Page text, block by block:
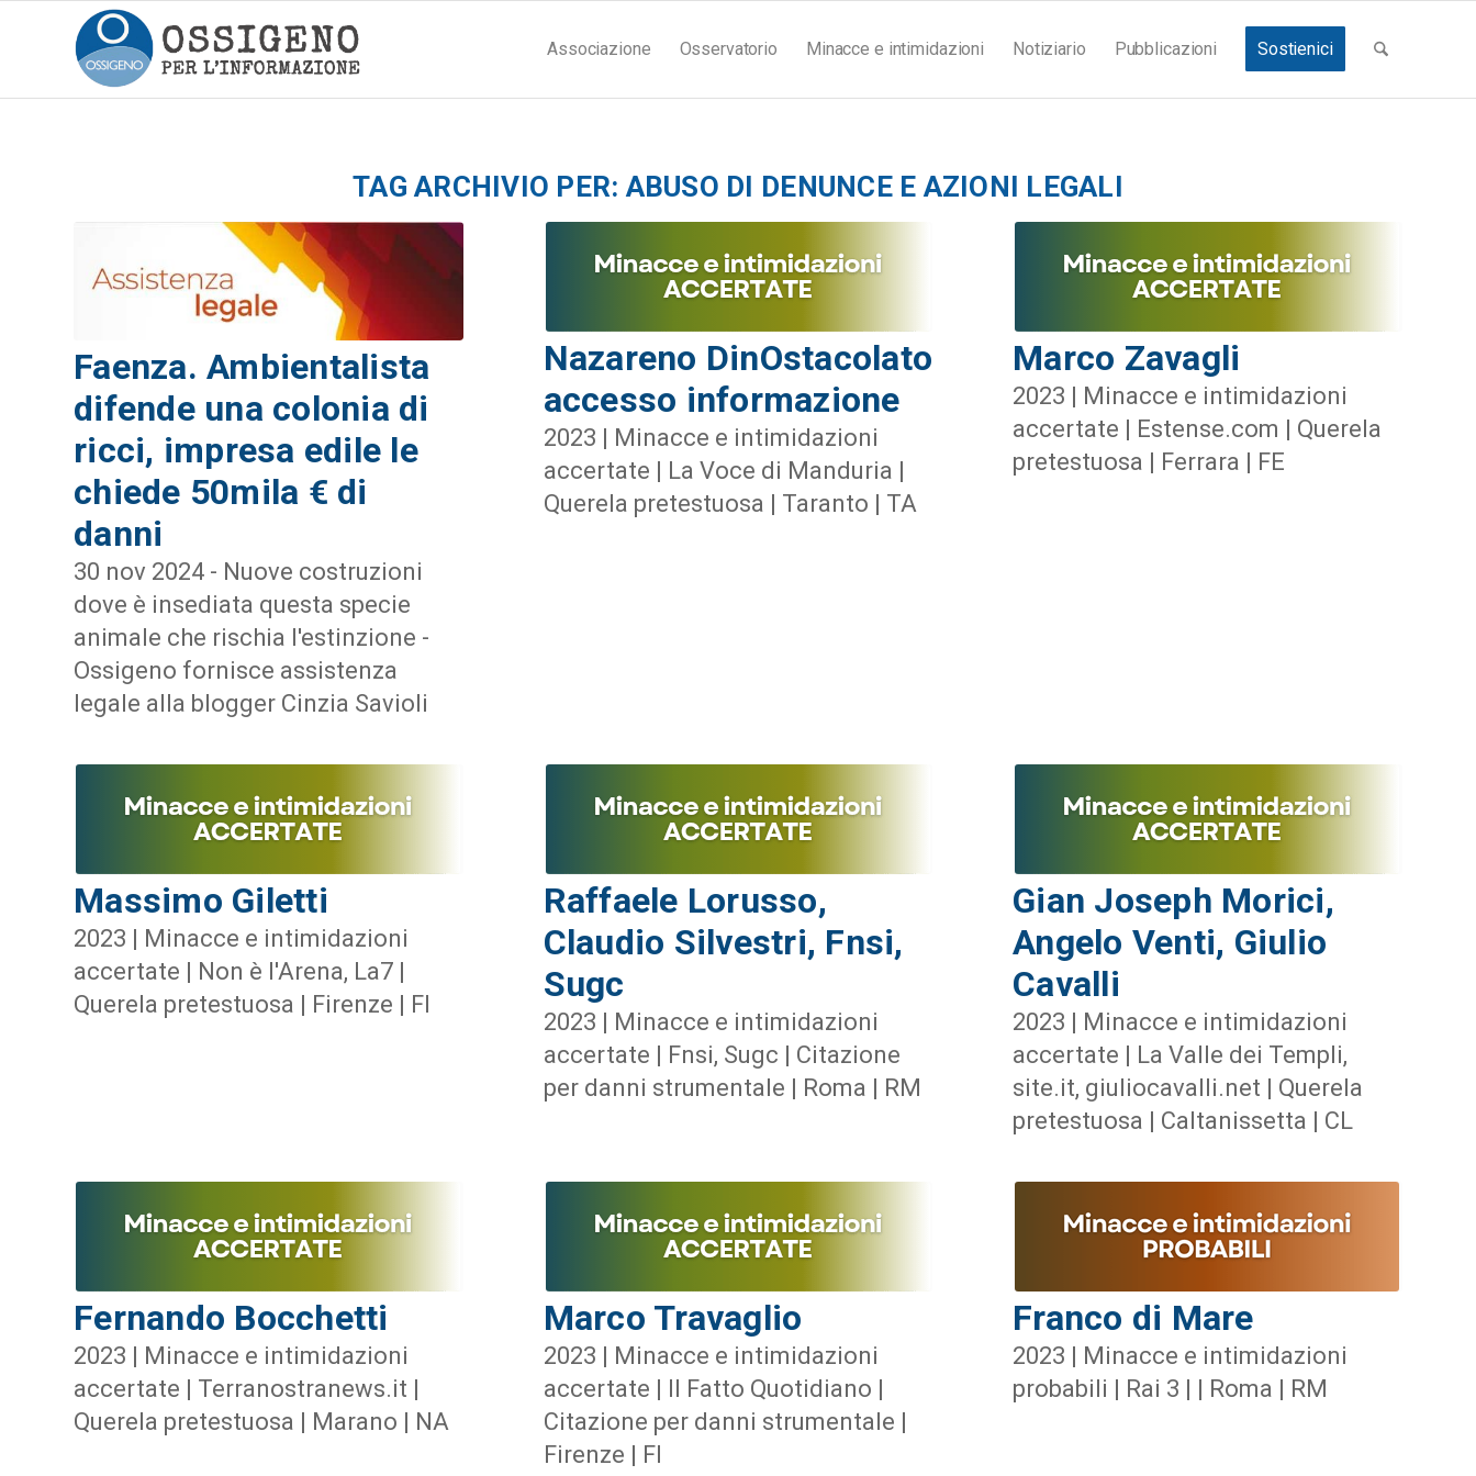
Associazione Osservatorio Minacce e intimidazioni Notiziario Pubblicazioni Sostienici
TAG ARCHIVIO PER:ABUSO DI DENUNCE E AZIONI LEGALI
Faenza. Ambientalista
difende una colonia di
ricci, impresa edile le
chiede 50mila € di
danni
30 nov 2024 - Nuove costruzioni
dove è insediata questa specie
animale che rischia l'estinzione -
Ossigeno fornisce assistenza
legale alla blogger Cinzia Savioli
Nazareno DinOstacolato
accesso informazione
2023 | Minacce e intimidazioni
accertate | La Voce di Manduria |
Querela pretestuosa | Taranto | TA
Marco Zavagli
2023 | Minacce e intimidazioni
accertate | Estense.com | Querela
pretestuosa | Ferrara | FE
Massimo Giletti
2023 | Minacce e intimidazioni
accertate | Non è l'Arena, La7 |
Querela pretestuosa | Firenze | FI
Raffaele Lorusso,
Claudio Silvestri, Fnsi,
Sugc
2023 | Minacce e intimidazioni
accertate | Fnsi, Sugc | Citazione
per danni strumentale | Roma | RM
Gian Joseph Morici,
Angelo Venti, Giulio
Cavalli
2023 | Minacce e intimidazioni
accertate | La Valle dei Templi,
site.it, giuliocavalli.net | Querela
pretestuosa | Caltanissetta | CL
Fernando Bocchetti
2023 | Minacce e intimidazioni
accertate | Terranostranews.it |
Querela pretestuosa | Marano | NA
Marco Travaglio
2023 | Minacce e intimidazioni
accertate | Il Fatto Quotidiano |
Citazione per danni strumentale |
Firenze | FI
Franco di Mare
2023 | Minacce e intimidazioni
probabili | Rai 3 | | Roma | RM